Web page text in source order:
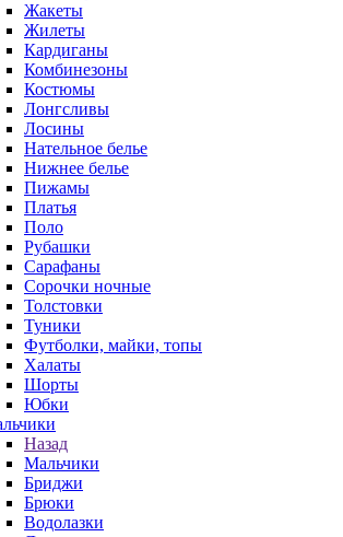
Жакеты
Жилеты
Кардиганы
Комбинезоны
Костюмы
Лонгсливы
Лосины
Нательное белье
Нижнее белье
Пижамы
Платья
Поло
Рубашки
Сарафаны
Сорочки ночные
Толстовки
Туники
Футболки, майки, топы
Халаты
Шорты
Юбки
Назад
Мальчики
Бриджи
Брюки
Водолазки